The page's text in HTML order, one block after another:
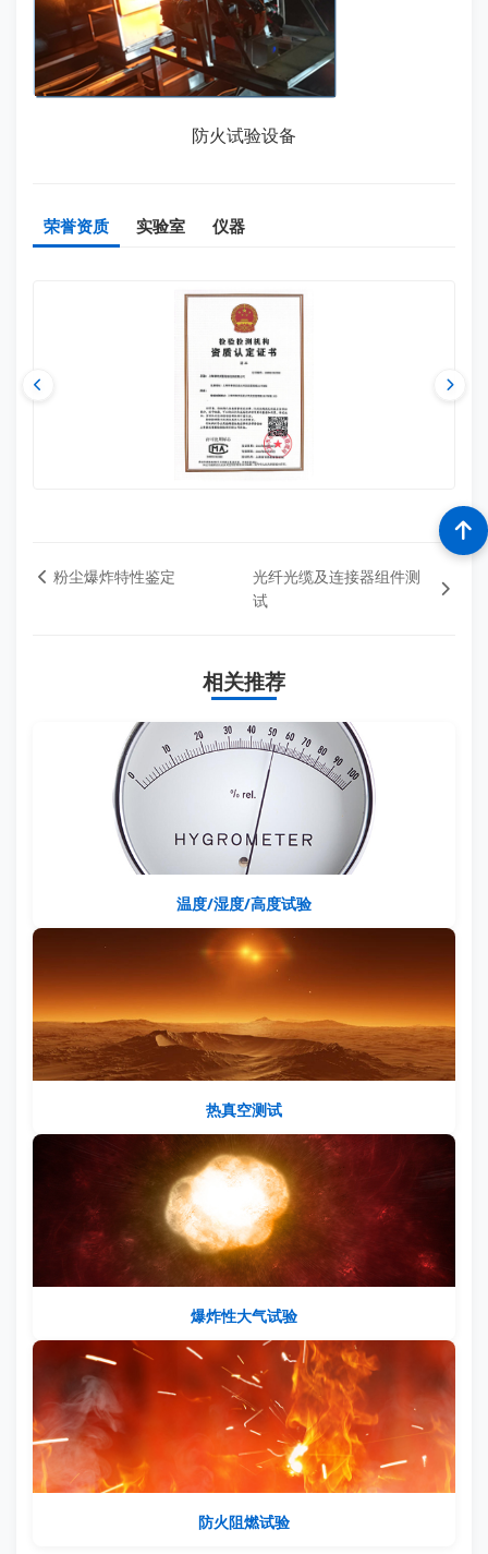
防火试验设备
荣誉资质 实验室 仪器
粉尘爆炸特性鉴定
光纤光缆及连接器组件测
试
相关推荐
温度/湿度/高度试验
热真空测试
爆炸性大气试验
防火阻燃试验